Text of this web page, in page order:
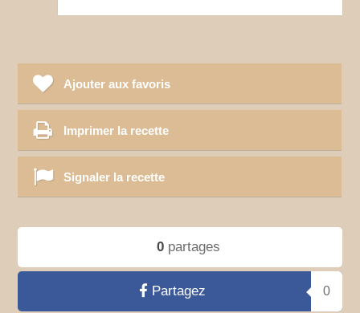
Ajouter aux favoris
Imprimer la recette
Signaler la recette
0partages
Partagez 0